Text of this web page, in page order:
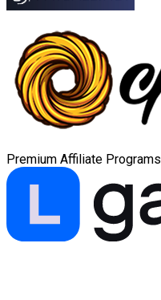
Premium Affiliate Programs